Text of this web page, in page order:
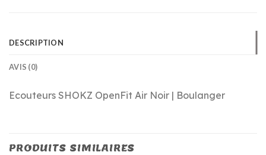
DESCRIPTION
AVIS (0)
Ecouteurs SHOKZ OpenFit Air Noir | Boulanger
PRODUITS SIMILAIRES